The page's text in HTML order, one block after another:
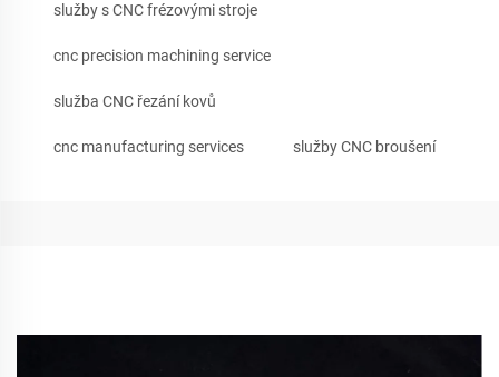
služby s CNC frézovými stroje
cnc precision machining service
služba CNC řezání kovů
cnc manufacturing services služby CNC broušení